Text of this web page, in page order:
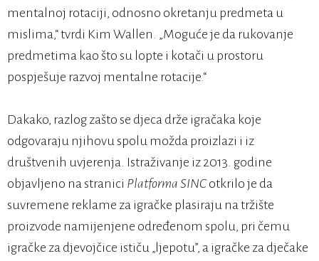
mentalnoj rotaciji, odnosno okretanju predmeta u
mislima,“ tvrdi Kim Wallen. „Moguće je da rukovanje
predmetima kao što su lopte i kotači u prostoru
pospješuje razvoj mentalne rotacije.“
Dakako, razlog zašto se djeca drže igračaka koje
odgovaraju njihovu spolu možda proizlazi i iz
društvenih uvjerenja. Istraživanje iz 2013. godine
objavljeno na stranici Platforma SINCotkrilo je da
suvremene reklame za igračke plasiraju na tržište
proizvode namijenjene određenom spolu, pri čemu
igračke za djevojčice ističu „ljepotu”, a igračke za dječake